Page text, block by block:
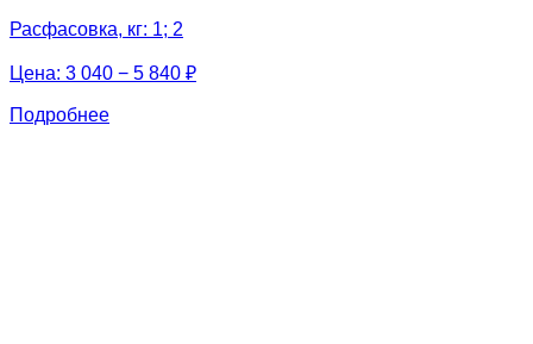
Расфасовка, кг: 1; 2
Цена: 3 040 − 5 840 ₽
Подробнее